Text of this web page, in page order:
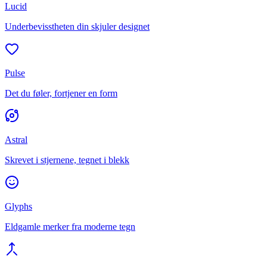
Lucid
Underbevisstheten din skjuler designet
Pulse
Det du føler, fortjener en form
Astral
Skrevet i stjernene, tegnet i blekk
Glyphs
Eldgamle merker fra moderne tegn